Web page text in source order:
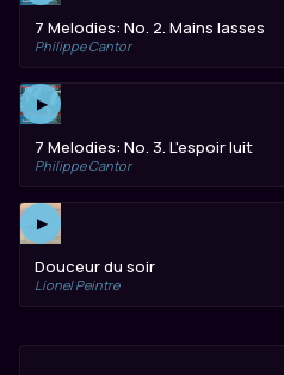
7 Melodies: No. 2. Mains lasses
Philippe Cantor
▶
7 Melodies: No. 3. L'espoir luit
Philippe Cantor
▶
Douceur du soir
Lionel Peintre